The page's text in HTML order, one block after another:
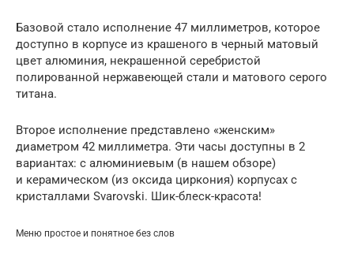
Базовой стало исполнение 47 миллиметров, которое
доступно в корпусе из крашеного в черный матовый
цвет алюминия, некрашенной серебристой
полированной нержавеющей стали и матового серого
титана.
Второе исполнение представлено «женским»
диаметром 42 миллиметра. Эти часы доступны в 2
вариантах: с алюминиевым (в нашем обзоре)
и керамическом (из оксида циркония) корпусах с
кристаллами Svarovski. Шик-блеск-красота!
Меню простое и понятное без слов